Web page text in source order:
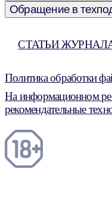
Обращение в
СТАТЬИ
Политика обработки
На информационном
рекомендательные